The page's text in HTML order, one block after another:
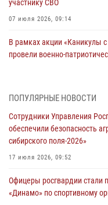
участнику СВО
07 июля 2026, 09:14
В рамках акции «Каникулы
провели военно-
акции «Коробка храбрости»
Сотрудники Росгвардии
03 июля 2026, 04:03
ПОПУЛЯРНЫЕ НОВОСТИ
Сотрудники Управления
обеспечили безопасность
сибирского поля-2026»
17 июля 2026, 09:52
Офицеры росгвардии стали
«Динамо» по спортивному